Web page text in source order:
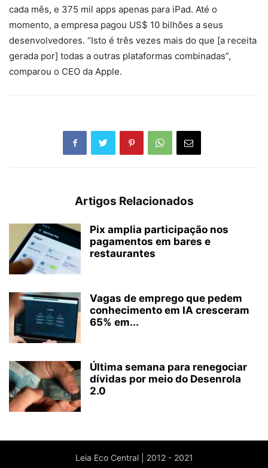
cada mês, e 375 mil apps apenas para iPad. Até o
momento, a empresa pagou US$ 10 bilhões a seus
desenvolvedores. “Isto é três vezes mais do que [a receita
gerada por] todas a outras plataformas combinadas”,
comparou o CEO da Apple.
Artigos Relacionados
Pix amplia participação nos
pagamentos em bares e
restaurantes
Vagas de emprego que pedem
conhecimento em IA cresceram
65% em...
Última semana para renegociar
dívidas por meio do Desenrola
2.0
Leia Eco Central | 2012 - 2021